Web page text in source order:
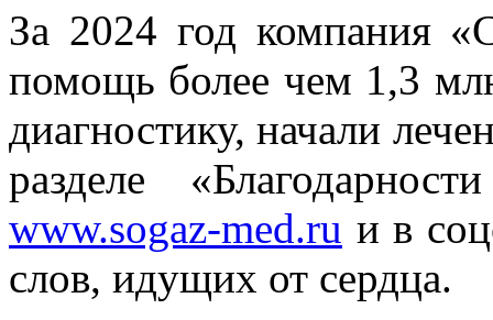
За 2024 год компания
помощь более чем 1,3
диагностику, начали
разделе
www.sogaz-med.ru и в
слов, идущих от сердца.